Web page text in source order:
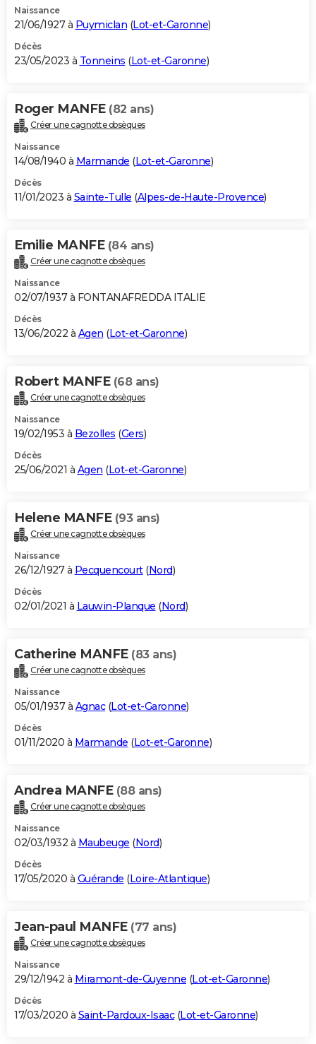
Naissance
21/06/1927 à Puymiclan (Lot-et-Garonne)
Décès
23/05/2023 à Tonneins (Lot-et-Garonne)
Roger MANFE (82 ans)
Créer une cagnotte obsèques
Naissance
14/08/1940 à Marmande (Lot-et-Garonne)
Décès
11/01/2023 à Sainte-Tulle (Alpes-de-Haute-Provence)
Emilie MANFE (84 ans)
Créer une cagnotte obsèques
Naissance
02/07/1937 à FONTANAFREDDA ITALIE
Décès
13/06/2022 à Agen (Lot-et-Garonne)
Robert MANFE (68 ans)
Créer une cagnotte obsèques
Naissance
19/02/1953 à Bezolles (Gers)
Décès
25/06/2021 à Agen (Lot-et-Garonne)
Helene MANFE (93 ans)
Créer une cagnotte obsèques
Naissance
26/12/1927 à Pecquencourt(Nord)
Décès
02/01/2021 à Lauwin-Planque (Nord)
Catherine MANFE (83 ans)
Créer une cagnotte obsèques
Naissance
05/01/1937 à Agnac(Lot-et-Garonne)
Décès
01/11/2020 à Marmande (Lot-et-Garonne)
Andrea MANFE (88 ans)
Créer une cagnotte obsèques
Naissance
02/03/1932 à Maubeuge (Nord)
Décès
17/05/2020 à Guérande (Loire-Atlantique)
Jean-paul MANFE (77 ans)
Créer une cagnotte obsèques
Naissance
29/12/1942 à Miramont-de-Guyenne (Lot-et-Garonne)
Décès
17/03/2020 à Saint-Pardoux-Isaac(Lot-et-Garonne)